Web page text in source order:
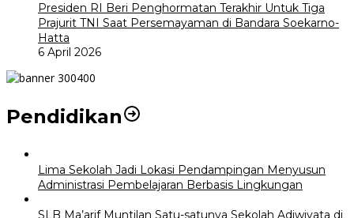
Presiden RI Beri Penghormatan Terakhir Untuk Tiga
Prajurit TNI Saat Persemayaman di Bandara Soekarno-
Hatta
6 April 2026
Pendidikan
Lima Sekolah Jadi Lokasi Pendampingan Menyusun
Administrasi Pembelajaran Berbasis Lingkungan
SLB Ma’arif Muntilan Satu-satunya Sekolah Adiwiyata di